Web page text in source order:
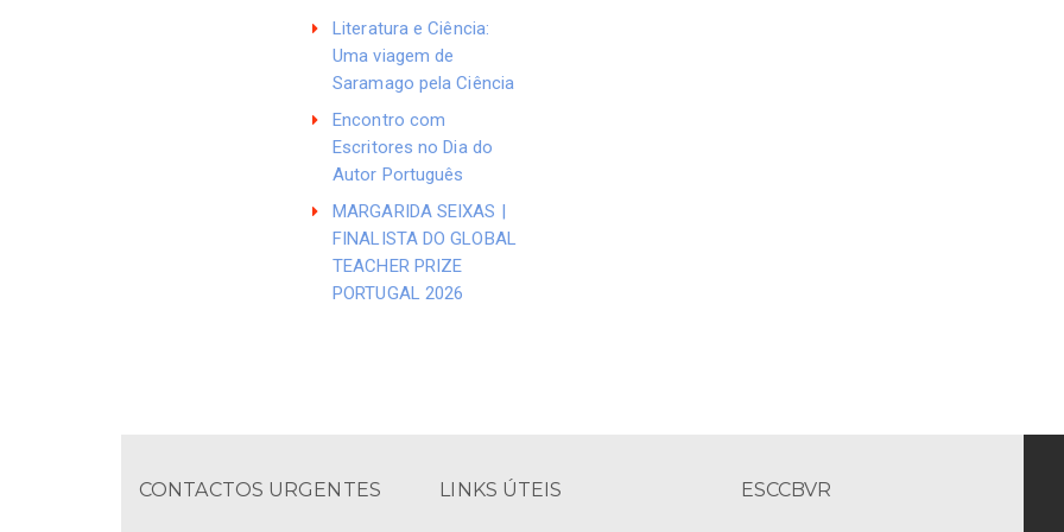
Literatura e Ciência:
Uma viagem de
Saramago pela Ciência
Encontro com
Escritores no Dia do
Autor Português
MARGARIDA SEIXAS |
FINALISTA DO GLOBAL
TEACHER PRIZE
PORTUGAL 2026
CONTACTOS URGENTES LINKS ÚTEIS ESCCBVR